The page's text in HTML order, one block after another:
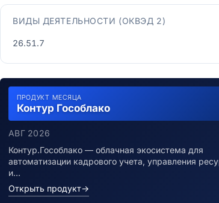
ВИДЫ ДЕЯТЕЛЬНОСТИ (ОКВЭД 2)
26.51.7
ПРОДУКТ МЕСЯЦА
Контур Гособлако
АВГ 2026
Контур.Гособлако — облачная экосистема для
автоматизации кадрового учета, управления
и…
Открыть продукт→